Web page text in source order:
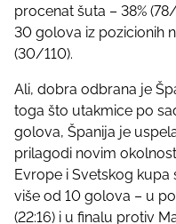
procenat šuta – 38%
30 golova iz pozicionih
(30/110).
Ali, dobra odbrana je
toga što utakmice po
golova, Španija je
prilagodi novim
Evrope i Svetskog
više od 10 golova – u
(22:16) i u finalu protiv